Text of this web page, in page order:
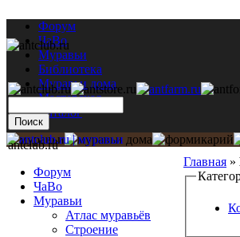
Форум
ЧаВо
Муравьи
Библиотека
Муравьи дома
Мастерская
Каталог
Главная »
antclub.ru
Форум
ЧаВо
Муравьи
Атлас муравьёв
Строение